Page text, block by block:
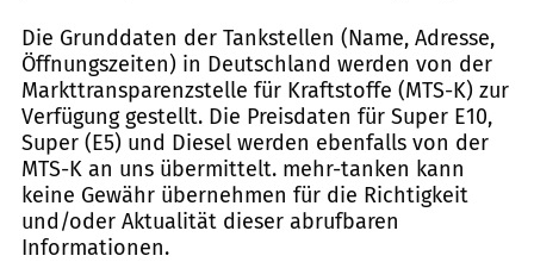
Die Grunddaten der Tankstellen (Name, Adresse,
Öffnungszeiten) in Deutschland werden von der
Markttransparenzstelle für Kraftstoffe (MTS-K) zur
Verfügung gestellt. Die Preisdaten für Super E10,
Super (E5) und Diesel werden ebenfalls von der
MTS-K an uns übermittelt. mehr-tanken kann
keine Gewähr übernehmen für die Richtigkeit
und/oder Aktualität dieser abrufbaren
Informationen.